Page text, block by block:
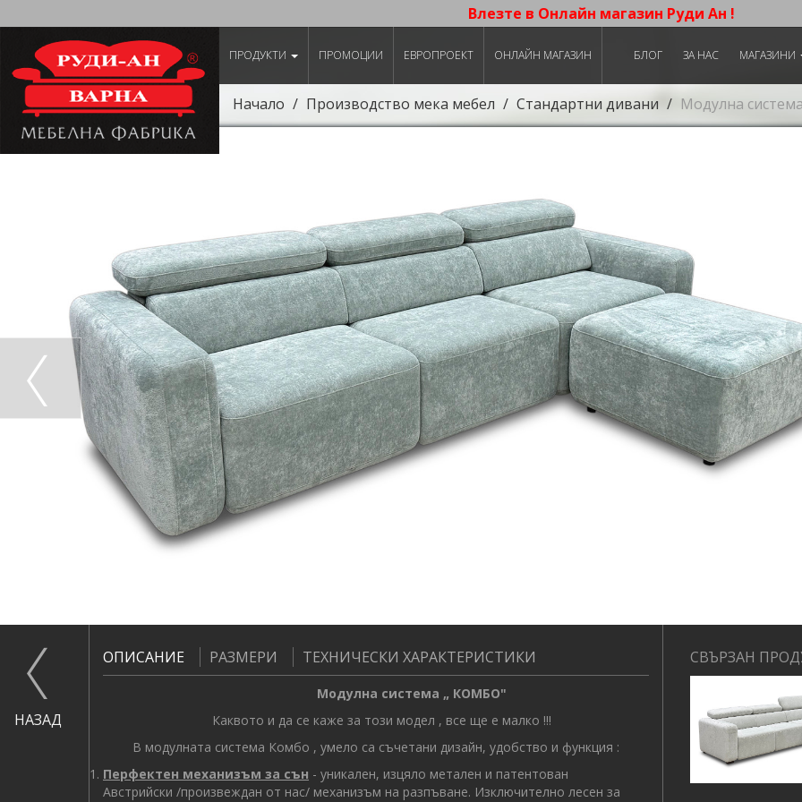
Влезте в Онлайн магазин Руди Ан !
ПРОДУКТИ ПРОМОЦИИ ЕВРОПРОЕКТ ОНЛАЙН МАГАЗИН БЛОГ ЗА НАС МАГАЗИНИ
Начало Производство мека мебел Стандартни дивани Модулна
НАЗАД
ОПИСАНИЕ РАЗМЕРИ ТЕХНИЧЕСКИ ХАРАКТЕРИСТИКИ
Модулна система „ КОМБО"
Каквото и да се каже за този модел , все ще е малко !!!
В модулната система Комбо , умело са съчетани дизайн, удобство и функция :
Перфектен механизъм за сън - уникален, изцяло метален и патентован
Австрийски /произвеждан от нас/ механизъм на разпъване. Изключително лесен за
СВЪРЗАН